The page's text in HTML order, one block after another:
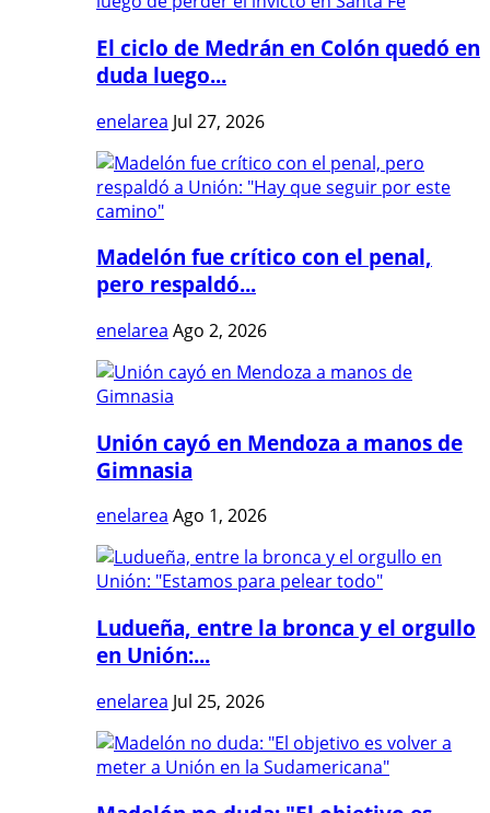
El ciclo de Medrán en Colón quedó en
duda luego...
enelarea Jul 27, 2026
Madelón fue crítico con el penal,
pero respaldó...
enelarea Ago 2, 2026
Unión cayó en Mendoza a manos de
Gimnasia
enelarea Ago 1, 2026
Ludueña, entre la bronca y el orgullo
en Unión:...
enelarea Jul 25, 2026